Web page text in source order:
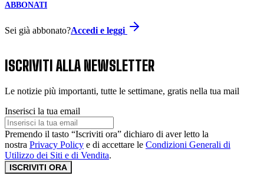
ABBONATI
Sei già abbonato?Accedi e leggi
ISCRIVITI ALLA NEWSLETTER
Le notizie più importanti, tutte le settimane, gratis nella tua mail
Inserisci la tua email
Premendo il tasto “Iscriviti ora” dichiaro di aver letto la
nostra Privacy Policy e di accettare le Condizioni Generali di
Utilizzo dei Siti e di Vendita.
ISCRIVITI ORA